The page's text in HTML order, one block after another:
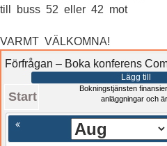
till buss 52 eller 42 mot
VARMT VÄLKOMNA!
Förfrågan – Boka konferens
Lägg till
Start
Bokningstjänsten
anläggningar och är